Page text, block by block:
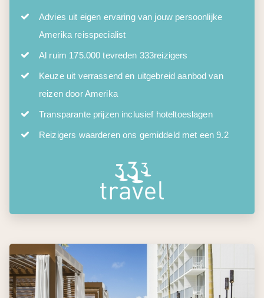
Advies uit eigen ervaring van jouw persoonlijke
Amerika reisspecialist
Al ruim 175.000 tevreden 333reizigers
Keuze uit verrassend en uitgebreid aanbod van
reizen door Amerika
Transparante prijzen inclusief hoteltoeslagen
Reizigers waarderen ons gemiddeld met een 9.2